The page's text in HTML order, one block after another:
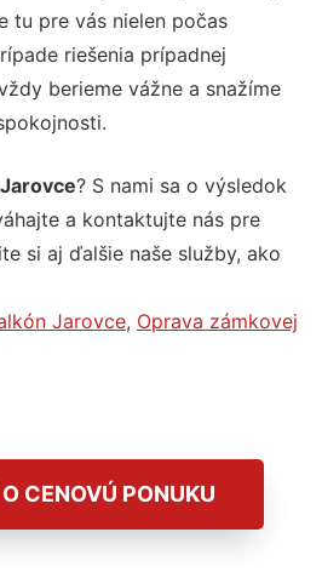
tu pre vás nielen počas
riešenia prípadnej
berieme vážne a snažíme
? S nami sa o výsledok
a kontaktujte nás pre
si aj ďalšie naše služby, ako
Jarovce, Oprava zámkovej
CENOVÚ PONUKU